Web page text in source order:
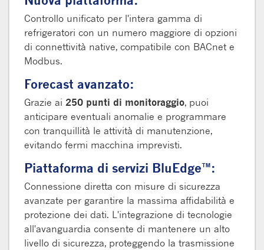
Controllo unificato per l'intera gamma di
refrigeratori con un numero maggiore di opzioni
di connettività native, compatibile con BACnet e
Modbus.
Forecast avanzato:
Grazie ai 250 punti di monitoraggio, puoi
anticipare eventuali anomalie e programmare
con tranquillità le attività di manutenzione,
evitando fermi macchina imprevisti.
Piattaforma di servizi BluEdge™:
Connessione diretta con misure di sicurezza
avanzate per garantire la massima affidabilità e
protezione dei dati. L'integrazione di tecnologie
all'avanguardia consente di mantenere un alto
livello di sicurezza, proteggendo la trasmissione